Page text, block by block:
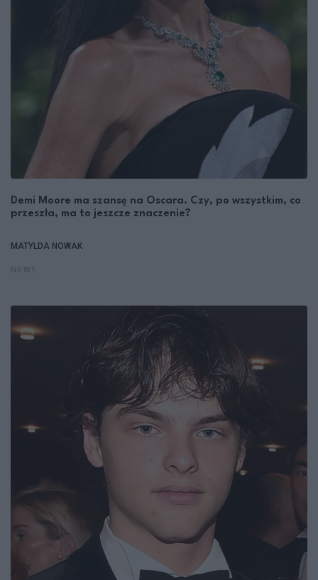
Demi Moore ma szansę na Oscara. Czy, po wszystkim, co
przeszła, ma to jeszcze znaczenie?
MATYLDA NOWAK